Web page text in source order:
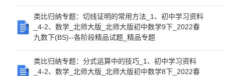
类比归纳专题：切线证明的常用方法_1、初中学习资料
_4-2、数学_北师大版_北师大版初中数学9下_2022春
九数下(BS)--各阶段精品试题_精品专题
类比归纳专题：分式运算中的技巧_1、初中学习资料
_4-2、数学_北师大版_北师大版初中数学8下_2022春